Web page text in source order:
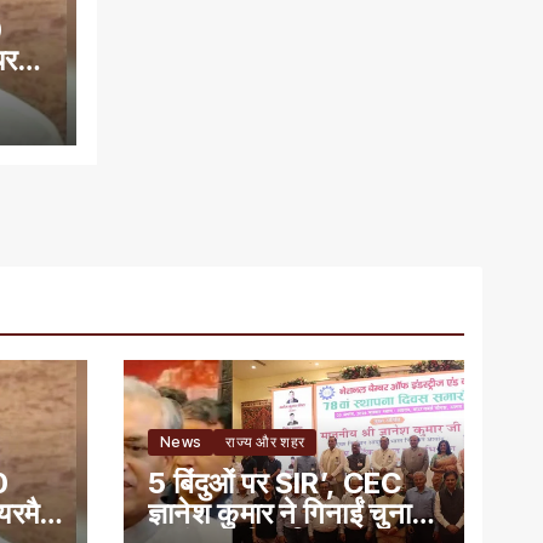
News राज्य और शहर
5 बिंदुओं पर SIR’, CEC
ज्ञानेश कुमार ने गिनाईं चुनाव